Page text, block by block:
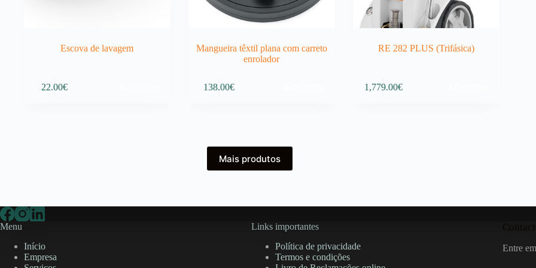
Escova de lavagem
22.00€
Mangueira têxtil plana com carreto
enrolador
138.00€
RE 282 PLUS (Trifásica)
1,779.00€
Mais produtos
Menu
Início
Empresa
Links importantes
Política de privacidade
Termos e condições
Entre